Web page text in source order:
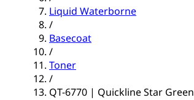
Liquid Waterborne
/
Basecoat
/
Toner
/
QT-6770 | Quickline Star Green